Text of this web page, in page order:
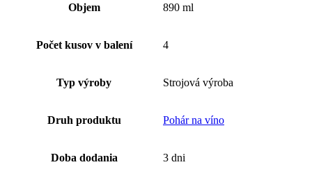
Objem 890 ml
Počet kusov v balení 4
Typ výroby Strojová výroba
Druh produktu Pohár na víno
Doba dodania 3 dni